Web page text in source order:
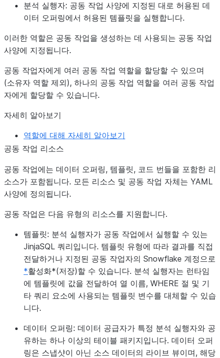
분석 실행자: 공동 작업 사양에 지정된 대로 허용된 데
이터 오퍼링에서 허용된 템플릿을 실행합니다.
이러한 역할은 공동 작업을 생성하는 데 사용되는 공동 작업
사양에 지정됩니다.
공동 작업자에게 여러 공동 작업 역할을 할당할 수 있으며
(소유자 역할 제외), 하나의 공동 작업 역할을 여러 공동 작업
자에게 할당할 수 있습니다.
자세히 알아보기
역할에 대해 자세히 알아보기
공동 작업 리소스
공동 작업에는 데이터 오퍼링, 템플릿, 코드 번들을 포함한 리
소스가 포함됩니다. 모든 리소스 및 공동 작업 자체는 YAML
사양에 정의됩니다.
공동 작업은 다음 유형의 리소스를 지원합니다.
템플릿: 분석 실행자가 공동 작업에서 실행할 수 있는
JinjaSQL 쿼리입니다. 템플릿 유형에 따라 결과를 직접
전달하거나 지정된 공동 작업자의 Snowflake 계정으로
*활성화*(저장)할 수 있습니다. 분석 실행자는 런타임
에 템플릿에 값을 전달하여 열 이름, WHERE 절 및 기
타 쿼리 요소에 사용되는 템플릿 변수를 대체할 수 있습
니다.
데이터 오퍼링: 데이터 공급자가 특정 분석 실행자와 공
유하는 하나 이상의 테이블 패키지입니다. 데이터 오퍼
링은 스냅샷이 아닌 소스 데이터의 라이브 뷰이며, 해당